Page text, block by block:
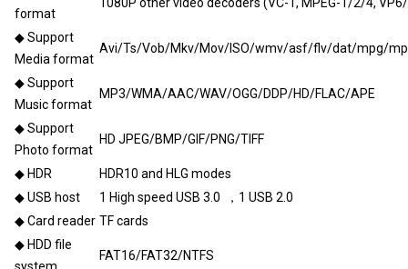
format
◆ Support
Media format
Avi/Ts/Vob/Mkv/Mov/ISO/wmv/asf/flv/dat/mpg/
◆ Support
Music format
MP3/WMA/AAC/WAV/OGG/DDP/HD/FLAC/APE
◆ Support
Photo format
HD JPEG/BMP/GIF/PNG/TIFF
◆ HDR
HDR10 and HLG modes
◆ USB host
1 High speed USB 3.0 ，1 USB 2.0
◆ Card reader TF cards
◆ HDD file
system
FAT16/FAT32/NTFS